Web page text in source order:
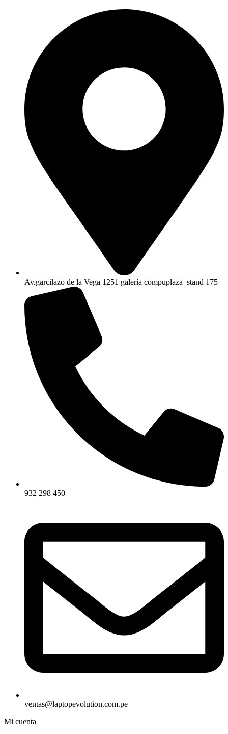
Av.garcilazo de la Vega 1251 galería compuplaza stand 175
932 298 450
ventas@laptopevolution.com.pe
Mi cuenta